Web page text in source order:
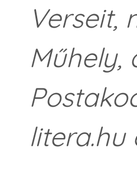
Verseit,
Műhely,
litera.hu